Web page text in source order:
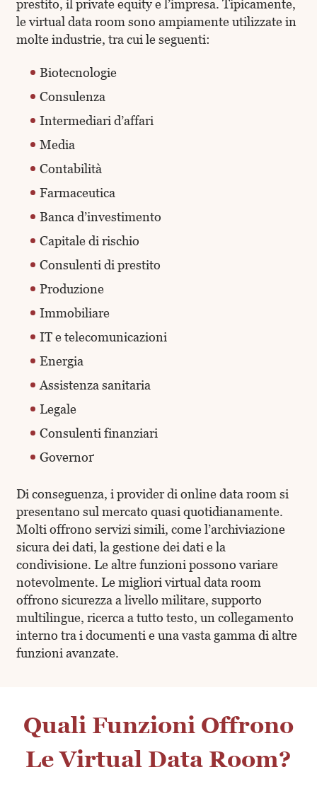
prestito, il private equity e l’impresa. Tipicamente,
le virtual data room sono ampiamente utilizzate in
molte industrie, tra cui le seguenti:
Biotecnologie
Consulenza
Intermediari d’affari
Media
Contabilità
Farmaceutica
Banca d’investimento
Capitale di rischio
Consulenti di prestito
Produzione
Immobiliare
IT e telecomunicazioni
Energia
Assistenza sanitaria
Legale
Consulenti finanziari
Governoґ
Di conseguenza, i provider di online data room si
presentano sul mercato quasi quotidianamente.
Molti offrono servizi simili, come l’archiviazione
sicura dei dati, la gestione dei dati e la
condivisione. Le altre funzioni possono variare
notevolmente. Le migliori virtual data room
offrono sicurezza a livello militare, supporto
multilingue, ricerca a tutto testo, un collegamento
interno tra i documenti e una vasta gamma di altre
funzioni avanzate.
Quali Funzioni Offrono
Le Virtual Data Room?